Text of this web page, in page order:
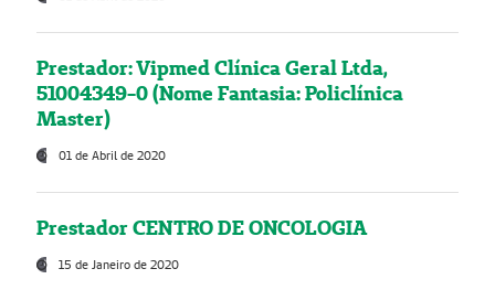
Prestador: Vipmed Clínica Geral Ltda,
51004349-0 (Nome Fantasia: Policlínica
Master)
01 de Abril de 2020
Prestador CENTRO DE ONCOLOGIA
15 de Janeiro de 2020